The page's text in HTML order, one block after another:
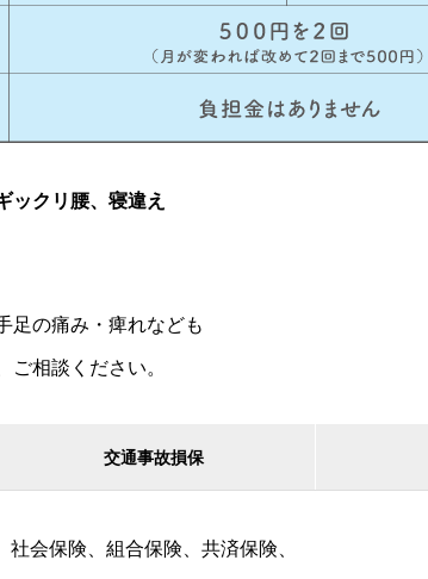
ックリ腰、寝違え
足の痛み・痺れなども
相談ください。
交通事故損保
社会保険、組合保険、共済保険、